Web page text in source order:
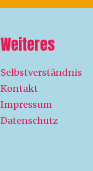
Weiteres
Selbstverständnis
Kontakt
Impressum
Datenschutz